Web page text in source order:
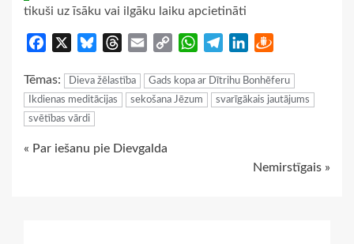
tikuši uz īsāku vai ilgāku laiku apcietināti
Facebook BlueskyThreads
Email
Copy
WhatsApp
TelegramLinkedIn
Tēmas: Dieva žēlastība
Gads kopa ar Dītrihu Bonhēferu
Ikdienas meditācijas
sekošana Jēzum
svarīgākais jautājums
svētības vārdi
Continue
« Par iešanu pie Dievgalda
Nemirstīgais »